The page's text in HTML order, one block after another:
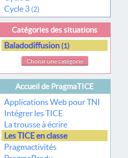
Cycle 3 (2)
Catégories des situations
Baladodiffusion (1)
Choisir une catégorie
Accueil de PragmaTICE
Applications Web pour TNI
Intégrer les TICE
La trousse à écrire
Les TICE en classe
Pragmactivités